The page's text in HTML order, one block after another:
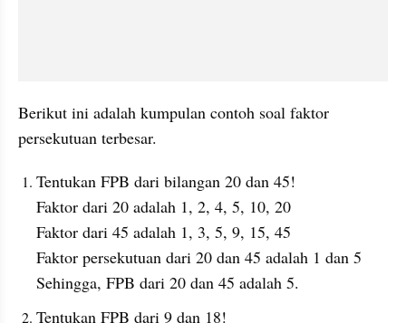
Berikut ini adalah kumpulan contoh soal faktor
persekutuan terbesar.
Tentukan FPB dari bilangan 20 dan 45!
Faktor dari 20 adalah 1, 2, 4, 5, 10, 20
Faktor dari 45 adalah 1, 3, 5, 9, 15, 45
Faktor persekutuan dari 20 dan 45 adalah 1 dan 5
Sehingga, FPB dari 20 dan 45 adalah 5.
Tentukan FPB dari 9 dan 18!